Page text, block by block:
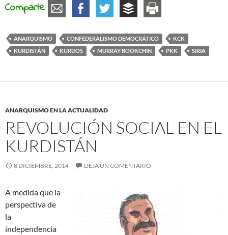
Comparte
ANARQUISMO CONFEDERALISMO DEMOCRÁTICO
KCK
KURDISTÁN
KURDOS MURRAY BOOKCHIN PKK SIRIA
ANARQUISMO EN LA ACTUALIDAD
REVOLUCIÓN SOCIAL EN EL
KURDISTÁN
8 DICIEMBRE, 2014 DEJA UN COMENTARIO
A medida que la
perspectiva de
la
independencia